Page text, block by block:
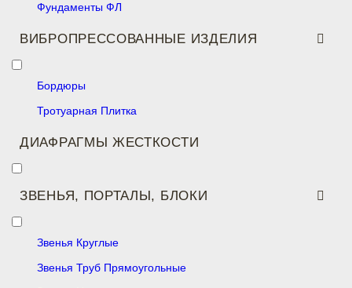
Фундаменты ФЛ
ВИБРОПРЕССОВАННЫЕ ИЗДЕЛИЯ
Бордюры
Тротуарная Плитка
ДИАФРАГМЫ ЖЕСТКОСТИ
ЗВЕНЬЯ, ПОРТАЛЫ, БЛОКИ
Звенья Круглые
Звенья Труб Прямоугольные